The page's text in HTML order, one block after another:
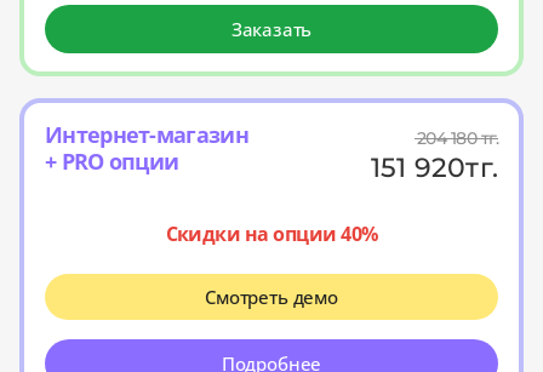
Заказать
Интернет-магазин
+ PRO опции
204 180тг.
151 920тг.
Скидки на опции 40%
Смотреть демо
Подробнее